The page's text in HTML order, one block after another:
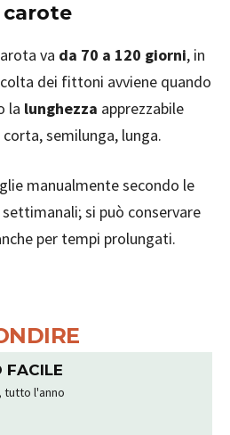
carote
va da 70 a 120 giorni, in
dei fittoni avviene quando
la lunghezza apprezzabile
semilunga, lunga.
manualmente secondo le
si può conservare
per tempi prolungati.
FACILE
l'anno